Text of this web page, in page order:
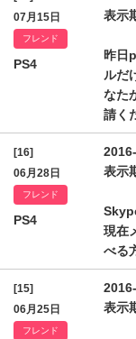
07月15日
フレンド
PS4
表示
昨日
ルだ
なた
請く
[16]
06月28日
フレンド
PS4
表示
現在
べる
[15]
06月25日
フレンド
表示